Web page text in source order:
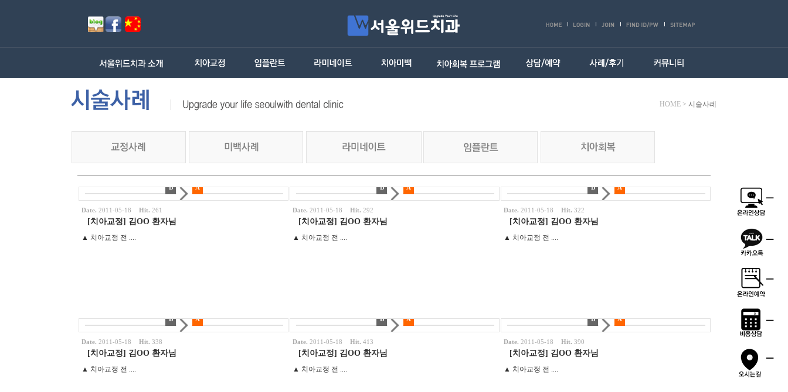
HOME > 시술사례
B A
Date. 2011-05-18 Hit. 261
[치아교정] 김OO 환자님
▲ 치아교정 전 ....
B A
Date. 2011-05-18 Hit. 292
[치아교정] 김OO 환자님
▲ 치아교정 전 ....
B A
Date. 2011-05-18 Hit. 322
[치아교정] 김OO 환자님
▲ 치아교정 전 ....
B A
Date. 2011-05-18 Hit. 338
[치아교정] 김OO 환자님
▲ 치아교정 전 ....
B A
Date. 2011-05-18 Hit. 413
[치아교정] 김OO 환자님
▲ 치아교정 전 ....
B A
Date. 2011-05-18 Hit. 390
[치아교정] 김OO 환자님
▲ 치아교정 전 ....